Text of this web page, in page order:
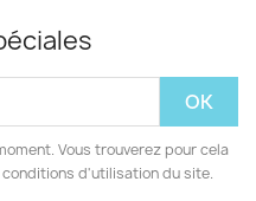
Vous trouverez pour cela
d'utilisation du site.